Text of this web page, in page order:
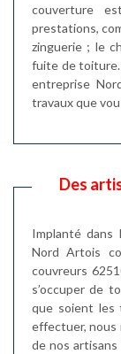
couverture
prestations,
zinguerie ; le
fuite de toiture.
entreprise
travaux que
Des
Implanté dans
Nord Artois
couvreurs
s’occuper de
que soient les
effectuer, nous
de nos artisans